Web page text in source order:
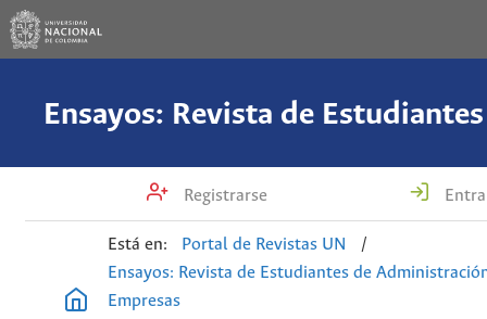
Registrarse
Está en: Portal de Revistas UN
/
Ensayos: Revista de Estudiantes de
Empresas